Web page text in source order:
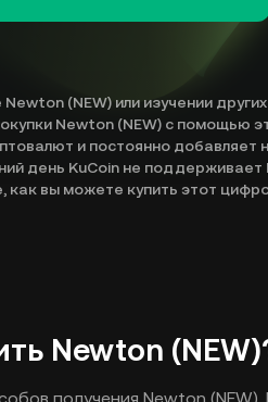
(NEW) или изучении
Newton (NEW) с помощью
и постоянно добавляет
день KuCoin не
вы можете купить этот
Newton